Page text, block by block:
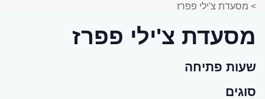
> מסעדת צ'ילי פפרז
מסעדת צ'ילי פפרז
שעות פתיחה
סוגים